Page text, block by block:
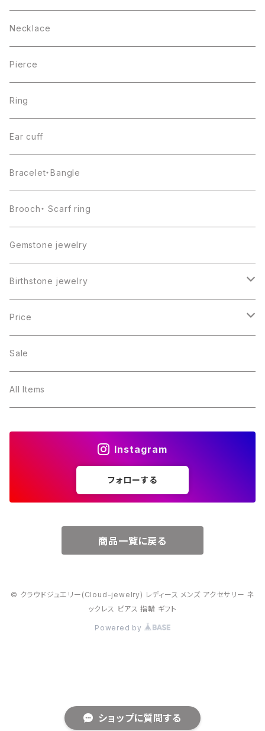
ショップに質問する
Necklace
Pierce
Ring
Ear cuff
Bracelet・Bangle
Brooch・ Scarf ring
Gemstone jewelry
Birthstone jewelry
１月・ガーネット
２月・アメジスト
３月・アクアマリン
Price
～5000円
～10000円
Sale
All Items
Instagram
フォローする
商品一覧に戻る
© クラウドジュエリー(Cloud-jewelry) レディース メンズ アクセサリー ネ
ックレス ピアス 指輪 ギフト
Powered by